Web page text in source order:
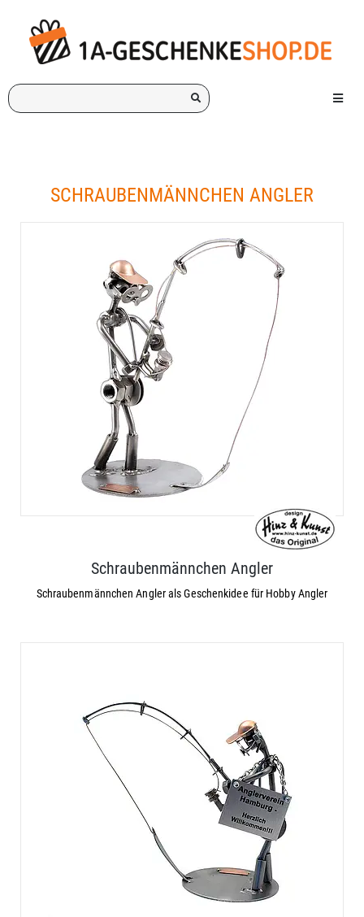
Ich
suche
Menü
SCHRAUBENMÄNNCHEN ANGLER
Schraubenmännchen Angler
Schraubenmännchen Angler als Geschenkidee für Hobby Angler